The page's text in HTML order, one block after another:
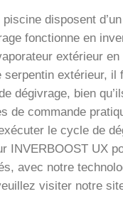
disposent
fonctionne en
extérieur
extérieur,
dégivrage, bien
de commande
le cycle de
INVERBOOST UX
avec notre
visiter notre